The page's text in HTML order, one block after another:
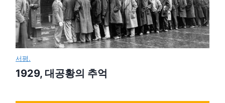
서평.
1929, 대공황의 추억